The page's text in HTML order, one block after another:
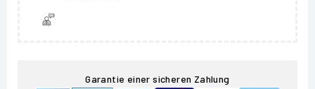
Garantie einer sicheren Zahlung